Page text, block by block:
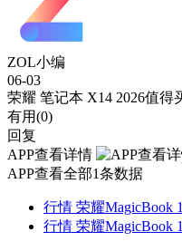
ZOL小编
06-03
荣耀 笔记本 X14 2026值得
有用(0)
回复
APP查看详情
APP查看全部1条数据
行情 荣耀MagicBook
行情 荣耀MagicBook